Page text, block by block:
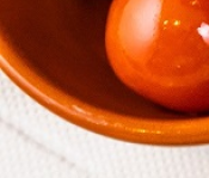
Panoul de gestionare a